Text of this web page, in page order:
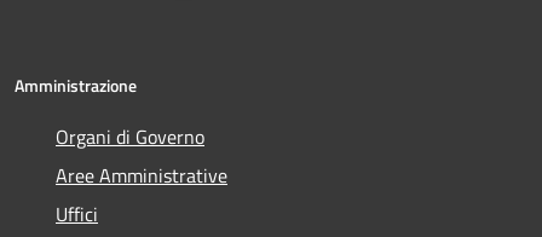
Amministrazione
Organi di Governo
Aree Amministrative
Uffici